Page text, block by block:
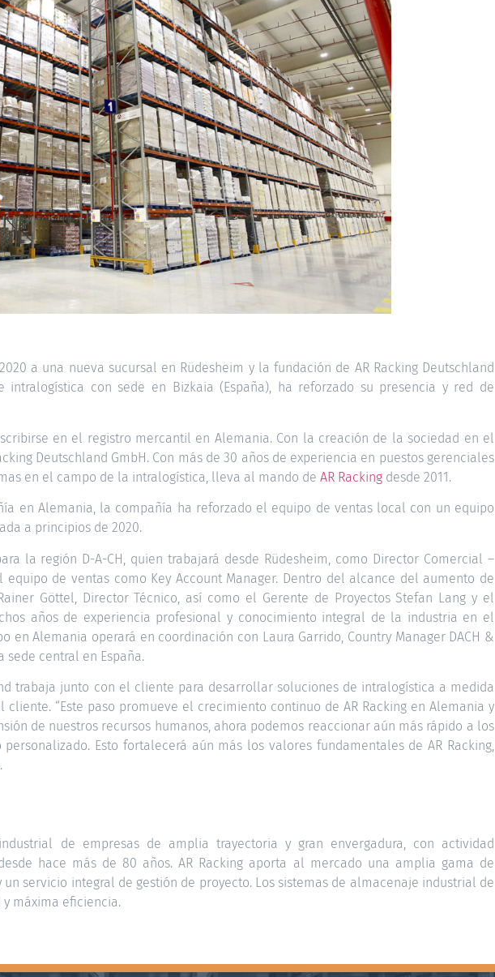
a una nueva sucursal en Rüdesheim y la fundación de AR Racking Deutschland
intralogística con sede en Bizkaia (España), ha reforzado su presencia y red de
en el registro mercantil en Alemania. Con la creación de la sociedad en el
Deutschland GmbH. Con más de 30 años de experiencia en puestos gerenciales
en el campo de la intralogística, lleva al mando de AR Racking desde 2011.
en Alemania, la compañía ha reforzado el equipo de ventas local con un equipo
a principios de 2020.
la región D-A-CH, quien trabajará desde Rüdesheim, como Director Comercial –
de ventas como Key Account Manager. Dentro del alcance del aumento de
Göttel, Director Técnico, así como el Gerente de Proyectos Stefan Lang y el
años de experiencia profesional y conocimiento integral de la industria en el
Alemania operará en coordinación con Laura Garrido, Country Manager DACH &
sede central en España.
trabaja junto con el cliente para desarrollar soluciones de intralogística a medida
“Este paso promueve el crecimiento continuo de AR Racking en Alemania y
de nuestros recursos humanos, ahora podemos reaccionar aún más rápido a los
Esto fortalecerá aún más los valores fundamentales de AR Racking,
de empresas de amplia trayectoria y gran envergadura, con actividad
hace más de 80 años. AR Racking aporta al mercado una amplia gama de
servicio integral de gestión de proyecto. Los sistemas de almacenaje industrial de
máxima eficiencia.